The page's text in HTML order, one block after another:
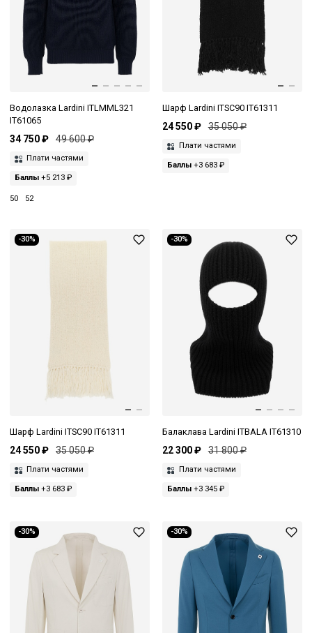
Водолазка Lardini ITLMML321
IT61065
34 750 ₽ 49 600 ₽
Плати частями
Баллы +5 213 ₽
50 52
Шарф Lardini ITSC90 IT61311
24 550 ₽ 35 050 ₽
Плати частями
Баллы+3 683 ₽
-30%
Шарф Lardini ITSC90 IT61311
24 550 ₽ 35 050 ₽
Плати частями
Баллы +3 683 ₽
-30%
Балаклава Lardini ITBALA IT61310
22 300 ₽ 31 800 ₽
Плати частями
Баллы+3 345 ₽
-30% -30%